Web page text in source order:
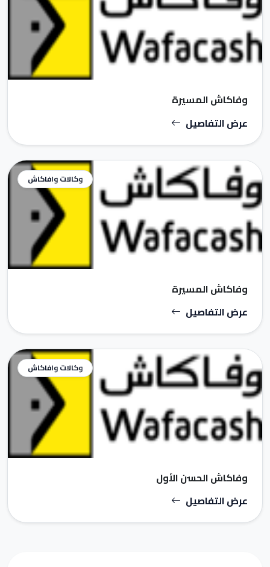
وفاكاش المسيرة
عرض التفاصيل
وكالات وافاكاش
وفاكاش المسيرة
عرض التفاصيل
وكالات وافاكاش
وفاكاش الحسن الأول
عرض التفاصيل